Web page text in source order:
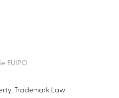
, Trademark Law